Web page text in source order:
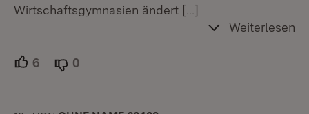
Wirtschaftsgymnasien ändert […]
Weiterlesen
6 Unterstützer.
0